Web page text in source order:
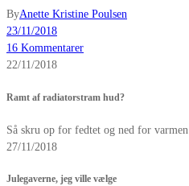
ByAnette Kristine Poulsen
23/11/2018
16 Kommentarer
22/11/2018
Ramt af radiatorstram hud?
Så skru op for fedtet og ned for varmen
27/11/2018
Julegaverne, jeg ville vælge